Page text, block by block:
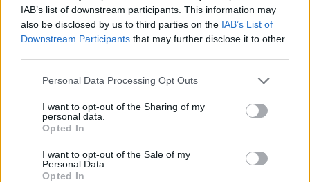
IAB’s list of downstream participants. This information may
also be disclosed by us to third parties on the IAB’s List of
Downstream Participants that may further disclose it to other
Please note that this website/app uses one or more Google
not limited to your visit or usage behaviour. You may click to
grant or deny consent to Google and its third-party tags to
use your data for below specified purposes in below Google
consent section.
Personal Data Processing Opt Outs
I want to opt-out of the Sharing of my
personal data.
Opted In
I want to opt-out of the Sale of my
Personal Data.
Opted In